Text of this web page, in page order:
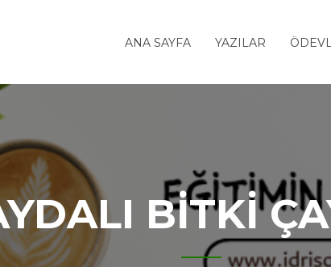
ANA SAYFA YAZILAR
BITKI